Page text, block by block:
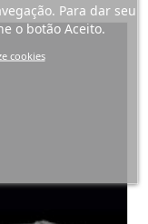
Para dar seu
o botão Aceito.
cookies